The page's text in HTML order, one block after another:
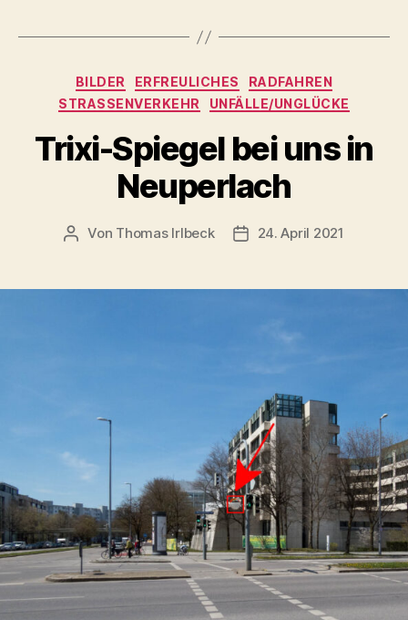
Kategorien
BILDER ERFREULICHES
RADFAHREN
STRASSENVERKEHR
UNFÄLLE/UNGLÜCKE
Trixi-Spiegel bei uns in
Neuperlach
Beitragsautor
Von Thomas Irlbeck Veröffentlichungsdatum
24. April 2021